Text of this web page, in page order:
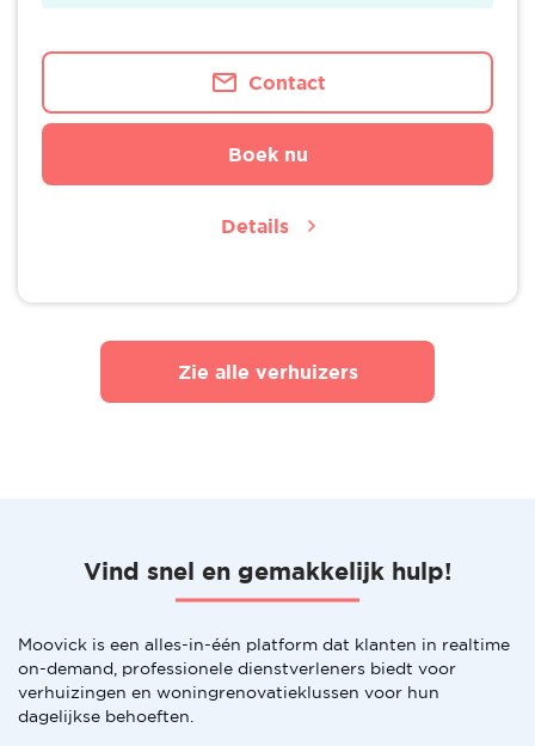
Contact
Boek nu
Details
Zie alle verhuizers
Vind snel en gemakkelijk hulp!
Moovick is een alles-in-één platform dat klanten in realtime
on-demand, professionele dienstverleners biedt voor
verhuizingen en woningrenovatieklussen voor hun
dagelijkse behoeften.